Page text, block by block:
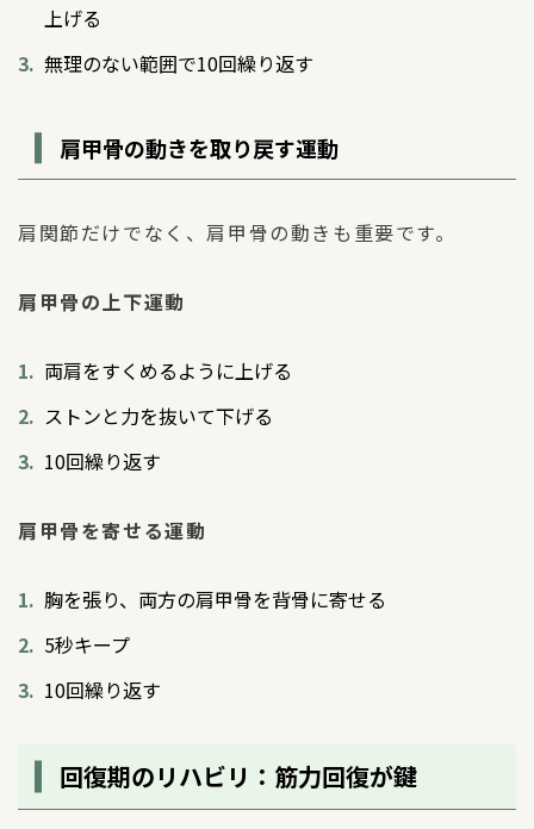
上げる
無理のない範囲で10回繰り返す
肩甲骨の動きを取り戻す運動
肩関節だけでなく、肩甲骨の動きも重要です。
肩甲骨の上下運動
両肩をすくめるように上げる
ストンと力を抜いて下げる
10回繰り返す
肩甲骨を寄せる運動
胸を張り、両方の肩甲骨を背骨に寄せる
5秒キープ
10回繰り返す
回復期のリハビリ：筋力回復が鍵